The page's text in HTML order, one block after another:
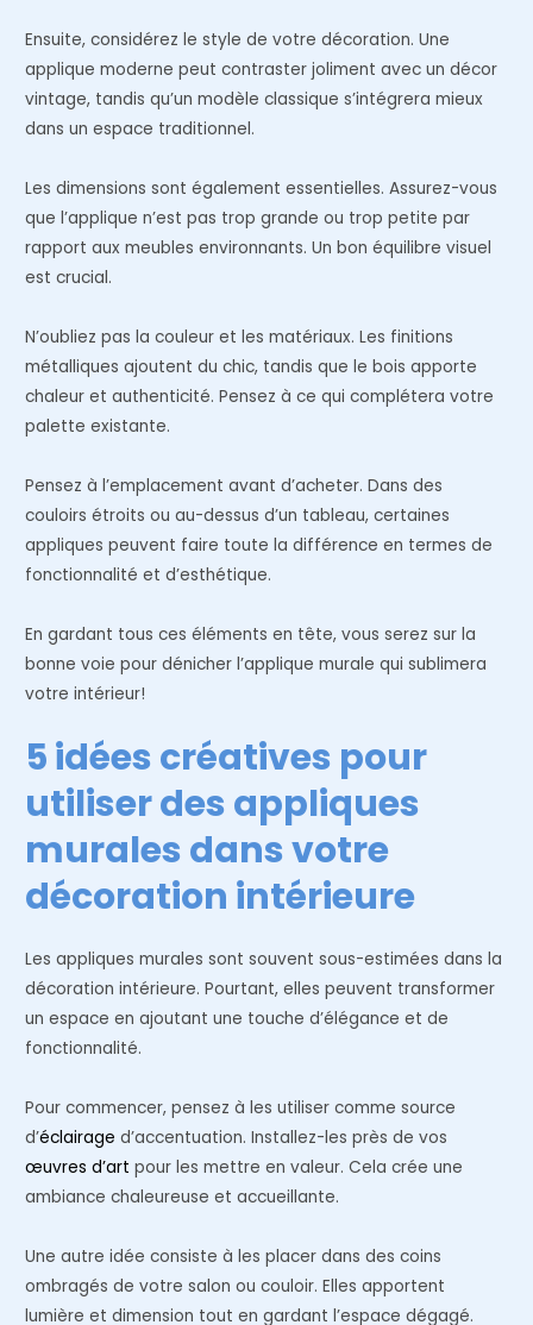
Ensuite, considérez le style de votre décoration. Une
applique moderne peut contraster joliment avec un décor
vintage, tandis qu’un modèle classique s’intégrera mieux
dans un espace traditionnel.
Les dimensions sont également essentielles. Assurez-vous
que l’applique n’est pas trop grande ou trop petite par
rapport aux meubles environnants. Un bon équilibre visuel
est crucial.
N’oubliez pas la couleur et les matériaux. Les finitions
métalliques ajoutent du chic, tandis que le bois apporte
chaleur et authenticité. Pensez à ce qui complétera votre
palette existante.
Pensez à l’emplacement avant d’acheter. Dans des
couloirs étroits ou au-dessus d’un tableau, certaines
appliques peuvent faire toute la différence en termes de
fonctionnalité et d’esthétique.
En gardant tous ces éléments en tête, vous serez sur la
bonne voie pour dénicher l’applique murale qui sublimera
votre intérieur!
5 idées créatives pour
utiliser des appliques
murales dans votre
décoration intérieure
Les appliques murales sont souvent sous-estimées dans la
décoration intérieure. Pourtant, elles peuvent transformer
un espace en ajoutant une touche d’élégance et de
fonctionnalité.
Pour commencer, pensez à les utiliser comme source
d’éclairage d’accentuation. Installez-les près de vos
œuvres d’art pour les mettre en valeur. Cela crée une
ambiance chaleureuse et accueillante.
Une autre idée consiste à les placer dans des coins
ombragés de votre salon ou couloir. Elles apportent
lumière et dimension tout en gardant l’espace dégagé.